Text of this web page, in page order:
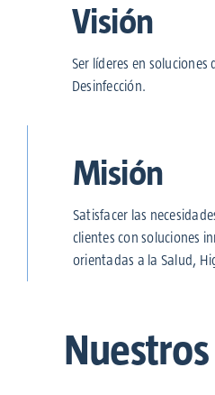
Visión
Ser líderes en soluciones
Desinfección.
Misión
Satisfacer las
clientes con soluciones
orientadas a la Salud,